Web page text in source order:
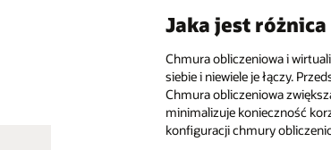
Jaka jest
Chmura obliczeniowa i
siebie i niewiele je łączy.
Chmura obliczeniowa
minimalizuje konieczność
konfiguracji chmury